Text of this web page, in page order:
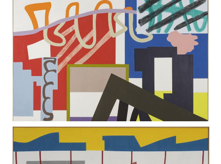
Vous aimerez peut-être les oeuvres
suivantes